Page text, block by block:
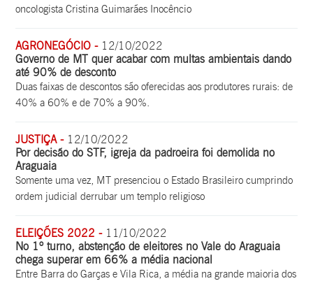
oncologista Cristina Guimarães Inocêncio
AGRONEGÓCIO - 12/10/2022
Governo de MT quer acabar com multas ambientais dando
até 90% de desconto
Duas faixas de descontos são oferecidas aos produtores rurais: de
40% a 60% e de 70% a 90%.
JUSTIÇA - 12/10/2022
Por decisão do STF, igreja da padroeira foi demolida no
Araguaia
Somente uma vez, MT presenciou o Estado Brasileiro cumprindo
ordem judicial derrubar um templo religioso
ELEIÇÕES 2022 - 11/10/2022
No 1º turno, abstenção de eleitores no Vale do Araguaia
chega superar em 66% a média nacional
Entre Barra do Garças e Vila Rica, a média na grande maioria dos